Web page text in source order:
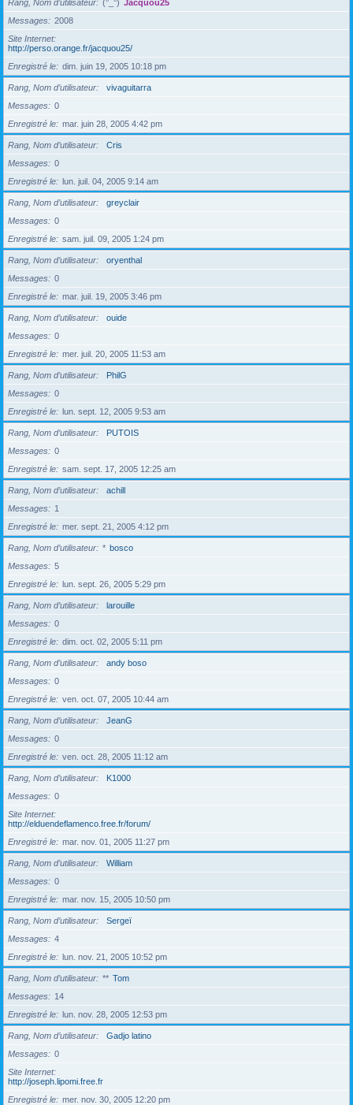
Rang, Nom d’utilisateur (°_°) Jacquou25
Messages
2008
Site Internet
http://perso.orange.fr/jacquou25/
Enregistré le
dim. juin 19, 2005 10:18 pm
Rang, Nom d’utilisateur
vivaguitarra
Messages
0
Enregistré le
mar. juin 28, 2005 4:42 pm
Rang, Nom d’utilisateur
Cris
Messages
0
Enregistré le
lun. juil. 04, 2005 9:14 am
Rang, Nom d’utilisateur
greyclair
Messages
0
Enregistré le
sam. juil. 09, 2005 1:24 pm
Rang, Nom d’utilisateur
oryenthal
Messages
0
Enregistré le
mar. juil. 19, 2005 3:46 pm
Rang, Nom d’utilisateur
ouide
Messages
0
Enregistré le
mer. juil. 20, 2005 11:53 am
Rang, Nom d’utilisateur
PhilG
Messages
0
Enregistré le
lun. sept. 12, 2005 9:53 am
Rang, Nom d’utilisateur
PUTOIS
Messages
0
Enregistré le
sam. sept. 17, 2005 12:25 am
Rang, Nom d’utilisateur
achill
Messages
1
Enregistré le
mer. sept. 21, 2005 4:12 pm
Rang, Nom d’utilisateur * bosco
Messages
5
Enregistré le
lun. sept. 26, 2005 5:29 pm
Rang, Nom d’utilisateur
larouille
Messages
0
Enregistré le
dim. oct. 02, 2005 5:11 pm
Rang, Nom d’utilisateur
andy boso
Messages
0
Enregistré le
ven. oct. 07, 2005 10:44 am
Rang, Nom d’utilisateur
JeanG
Messages
0
Enregistré le
ven. oct. 28, 2005 11:12 am
Rang, Nom d’utilisateur
K1000
Messages
0
Site Internet
http://elduendeflamenco.free.fr/forum/
Enregistré le
mar. nov. 01, 2005 11:27 pm
Rang, Nom d’utilisateur
William
Messages
0
Enregistré le
mar. nov. 15, 2005 10:50 pm
Rang, Nom d’utilisateur
Sergeï
Messages
4
Enregistré le
lun. nov. 21, 2005 10:52 pm
Rang, Nom d’utilisateur ** Tom
Messages
14
Enregistré le
lun. nov. 28, 2005 12:53 pm
Rang, Nom d’utilisateur
Gadjo latino
Messages
0
Site Internet
http://joseph.lipomi.free.fr
Enregistré le
mer. nov. 30, 2005 12:20 pm